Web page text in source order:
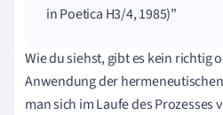
in Poetica H3/4, 1985)
Wie du siehst, gibt es kein richtig
Anwendung der
man sich im Laufe des Prozesses